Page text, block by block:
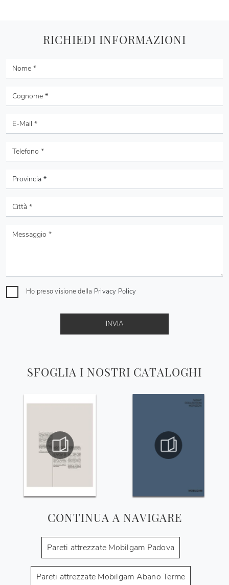
SFOGLIA I NOSTRI CATALOGHI
CONTINUA A NAVIGARE
Pareti attrezzate Mobilgam Padova
Pareti attrezzate Mobilgam Abano Terme
RICHIEDI INFORMAZIONI
Ho preso visione della Privacy Policy
INVIA